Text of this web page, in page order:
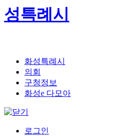
화성특례시
의회
구청정보
화성e 다모아
로그인